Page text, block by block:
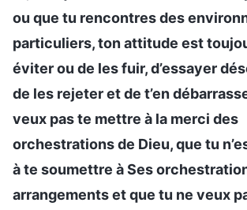
ou que tu rencontres des
particuliers, ton attitude est
éviter ou de les fuir, d’essayer
de les rejeter et de t’en
veux pas te mettre à la merci des
orchestrations de Dieu, que tu
à te soumettre à Ses
arrangements et que tu ne veux